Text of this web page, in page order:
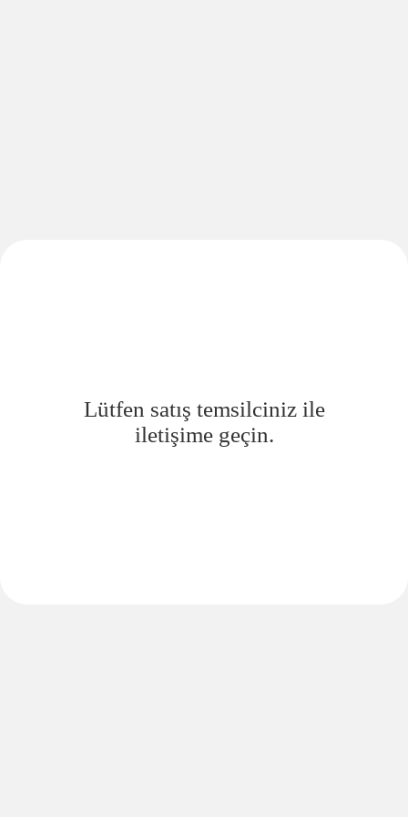
Lütfen satış temsilciniz ile
iletişime geçin.